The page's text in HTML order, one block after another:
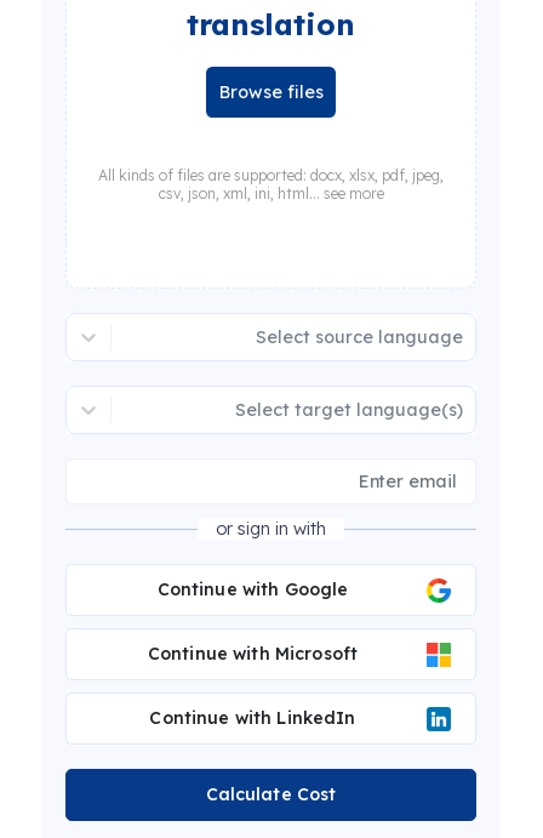
translation
Browse files
All kinds of files are supported: docx, xlsx, pdf, jpeg,
csv, json, xml, ini, html... see more
Select source language
Select target language(s)
or sign in with
Continue with Google
Continue with Microsoft
Continue with LinkedIn
Calculate Cost